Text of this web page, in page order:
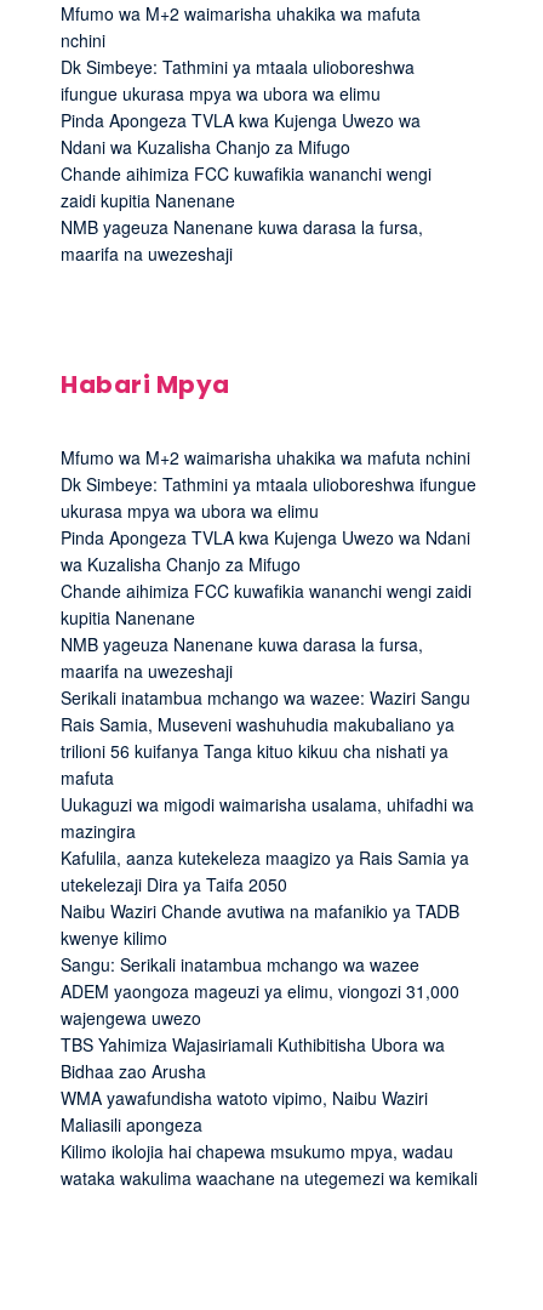
Mfumo wa M+2 waimarisha uhakika wa mafuta
nchini
Dk Simbeye: Tathmini ya mtaala ulioboreshwa
ifungue ukurasa mpya wa ubora wa elimu
Pinda Apongeza TVLA kwa Kujenga Uwezo wa
Ndani wa Kuzalisha Chanjo za Mifugo
Chande aihimiza FCC kuwafikia wananchi wengi
zaidi kupitia Nanenane
NMB yageuza Nanenane kuwa darasa la fursa,
maarifa na uwezeshaji
Habari Mpya
Mfumo wa M+2 waimarisha uhakika wa mafuta nchini
Dk Simbeye: Tathmini ya mtaala ulioboreshwa ifungue
ukurasa mpya wa ubora wa elimu
Pinda Apongeza TVLA kwa Kujenga Uwezo wa Ndani
wa Kuzalisha Chanjo za Mifugo
Chande aihimiza FCC kuwafikia wananchi wengi zaidi
kupitia Nanenane
NMB yageuza Nanenane kuwa darasa la fursa,
maarifa na uwezeshaji
Serikali inatambua mchango wa wazee: Waziri Sangu
Rais Samia, Museveni washuhudia makubaliano ya
trilioni 56 kuifanya Tanga kituo kikuu cha nishati ya
mafuta
Uukaguzi wa migodi waimarisha usalama, uhifadhi wa
mazingira
Kafulila, aanza kutekeleza maagizo ya Rais Samia ya
utekelezaji Dira ya Taifa 2050
Naibu Waziri Chande avutiwa na mafanikio ya TADB
kwenye kilimo
Sangu: Serikali inatambua mchango wa wazee
ADEM yaongoza mageuzi ya elimu, viongozi 31,000
wajengewa uwezo
TBS Yahimiza Wajasiriamali Kuthibitisha Ubora wa
Bidhaa zao Arusha
WMA yawafundisha watoto vipimo, Naibu Waziri
Maliasili apongeza
Kilimo ikolojia hai chapewa msukumo mpya, wadau
wataka wakulima waachane na utegemezi wa kemikali